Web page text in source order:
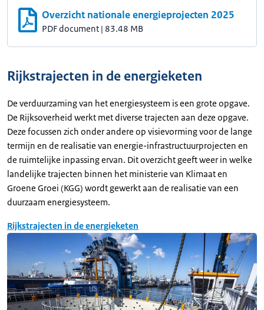
Overzicht nationale energieprojecten 2025
PDF document | 83.48 MB
Rijkstrajecten in de energieketen
De verduurzaming van het energiesysteem is een grote opgave.
De Rijksoverheid werkt met diverse trajecten aan deze opgave.
Deze focussen zich onder andere op visievorming voor de lange
termijn en de realisatie van energie-infrastructuurprojecten en
de ruimtelijke inpassing ervan. Dit overzicht geeft weer in welke
landelijke trajecten binnen het ministerie van Klimaat en
Groene Groei (KGG) wordt gewerkt aan de realisatie van een
duurzaam energiesysteem.
Rijkstrajecten in de energieketen